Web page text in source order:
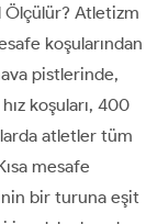
Ölçülür? Atletizm
koşularından
pistlerinde,
koşuları, 400
atletler tüm
mesafe
bir turuna eşit